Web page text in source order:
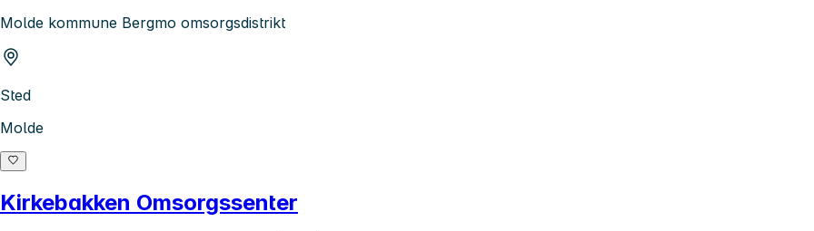
Molde kommune Bergmo omsorgsdistrikt
Sted
Molde
Kirkebakken Omsorgssenter